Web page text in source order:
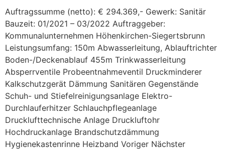
Auftragssumme (netto): € 294.369,- Gewerk: Sanitär
Bauzeit: 01/2021 – 03/2022 Auftraggeber:
Kommunalunternehmen Höhenkirchen-Siegertsbrunn
Leistungsumfang: 150m Abwasserleitung, Ablauftrichter
Boden-/Deckenablauf 455m Trinkwasserleitung
Absperrventile Probeentnahmeventil Druckminderer
Kalkschutzgerät Dämmung Sanitären Gegenstände
Schuh- und Stiefelreinigungsanlage Elektro-
Durchlauferhitzer Schlauchpflegeanlage
Drucklufttechnische Anlage Druckluftohr
Hochdruckanlage Brandschutzdämmung
Hygienekastenrinne Heizband Voriger Nächster